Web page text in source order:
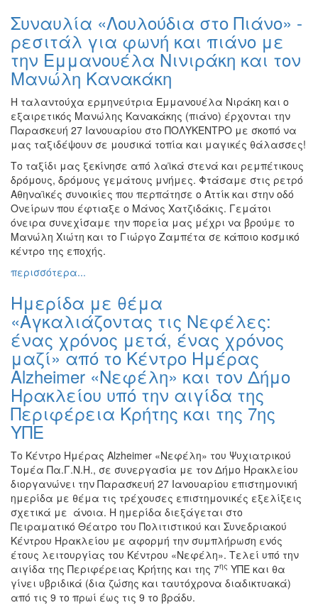
Συναυλία «Λουλούδια στο Πιάνο» -
ρεσιτάλ για φωνή και πιάνο με
την Εμμανουέλα Νινιράκη και τον
Μανώλη Κανακάκη
Η ταλαντούχα ερμηνεύτρια Εμμανουέλα Νιράκη και ο
εξαιρετικός Μανώλης Κανακάκης (πιάνο) έρχονται την
Παρασκευή 27 Ιανουαρίου στο ΠΟΛΥΚΕΝΤΡΟ με σκοπό να
μας ταξιδέψουν σε μουσικά τοπία και μαγικές θάλασσες!
Το ταξίδι μας ξεκίνησε από λαϊκά στενά και ρεμπέτικους
δρόμους, δρόμους γεμάτους μνήμες. Φτάσαμε στις ρετρό
Αθηναϊκές συνοικίες που περπάτησε ο Αττίκ και στην οδό
Ονείρων που έφτιαξε ο Μάνος Χατζιδάκις. Γεμάτοι
όνειρα συνεχίσαμε την πορεία μας μέχρι να βρούμε το
Μανώλη Χιώτη και το Γιώργο Ζαμπέτα σε κάποιο κοσμικό
κέντρο της εποχής.
περισσότερα...
Ημερίδα με θέμα
«Αγκαλιάζοντας τις Νεφέλες:
ένας χρόνος μετά, ένας χρόνος
μαζί» από το Κέντρο Ημέρας
Alzheimer «Νεφέλη» και τον Δήμο
Ηρακλείου υπό την αιγίδα της
Περιφέρεια Κρήτης και της 7ης
ΥΠΕ
Το Κέντρο Ημέρας Alzheimer «Νεφέλη» του Ψυχιατρικού
Τομέα Πα.Γ.Ν.Η., σε συνεργασία με τον Δήμο Ηρακλείου
διοργανώνει την Παρασκευή 27 Ιανουαρίου επιστημονική
ημερίδα με θέμα τις τρέχουσες επιστημονικές εξελίξεις
σχετικά με άνοια. Η ημερίδα διεξάγεται στο
Πειραματικό Θέατρο του Πολιτιστικού και Συνεδριακού
Κέντρου Ηρακλείου με αφορμή την συμπλήρωση ενός
έτους λειτουργίας του Κέντρου «Νεφέλη». Τελεί υπό την
αιγίδα της Περιφέρειας Κρήτης και της 7ης ΥΠΕ και θα
γίνει υβριδικά (δια ζώσης και ταυτόχρονα διαδικτυακά)
από τις 9 το πρωί έως τις 9 το βράδυ.